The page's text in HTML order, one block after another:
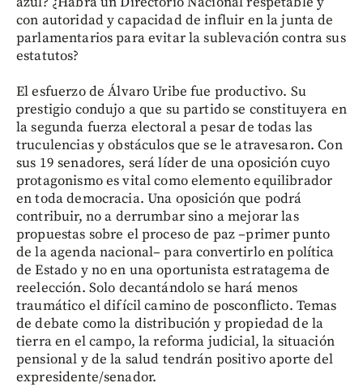
con autoridad y capacidad de influir en la junta de
parlamentarios para evitar la sublevación contra sus
estatutos?
El esfuerzo de Álvaro Uribe fue productivo. Su
prestigio condujo a que su partido se constituyera en
la segunda fuerza electoral a pesar de todas las
truculencias y obstáculos que se le atravesaron. Con
sus 19 senadores, será líder de una oposición cuyo
protagonismo es vital como elemento equilibrador
en toda democracia. Una oposición que podrá
contribuir, no a derrumbar sino a mejorar las
propuestas sobre el proceso de paz –primer punto
de la agenda nacional– para convertirlo en política
de Estado y no en una oportunista estratagema de
reelección. Solo decantándolo se hará menos
traumático el difícil camino de posconflicto. Temas
de debate como la distribución y propiedad de la
tierra en el campo, la reforma judicial, la situación
pensional y de la salud tendrán positivo aporte del
expresidente/senador.